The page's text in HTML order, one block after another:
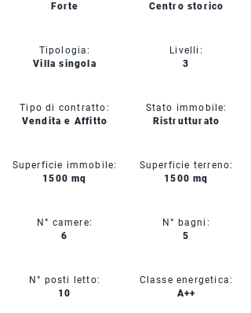
Forte
Tipologia:
Villa singola
Tipo di contratto:
Vendita e Affitto
Superficie immobile:
1500 mq
N° camere:
6
N° posti letto:
10
Centro storico
Livelli:
3
Stato immobile:
Ristrutturato
Superficie terreno:
1500 mq
N° bagni:
5
Classe energetica:
A++